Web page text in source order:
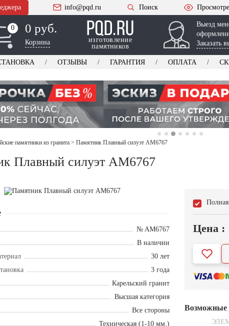
info@pqd.ru Поиск
0
0 0 руб.
Корзина
изготовление
памятников
Выезд
Заказать
ОТЗЫВЫ ГАРАНТИЯ ОПЛАТА
памятники из гранита > Памятник Плавный силуэт AM6767
Плавный силуэт AM6767
№ AM6767
В наличии
30 лет
3 года
Карельский гранит
Высшая категория
Все стороны
Техническая (1-10 мм.)
Цена :
Возможные